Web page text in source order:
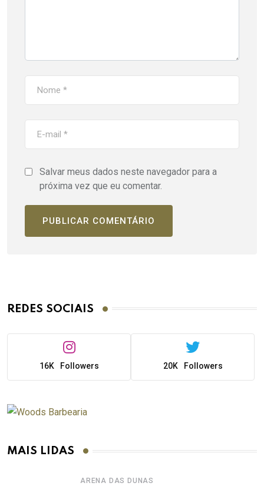
Salvar meus dados neste navegador para a
próxima vez que eu comentar.
REDES SOCIAIS
16K Followers 20K Followers
MAIS LIDAS
ARENA DAS DUNAS